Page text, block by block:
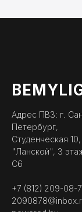
Адрес ПВЗ: г.
Петербург,
Студенческая
"Ланской", 3
С6
+7 (812) 209-08-